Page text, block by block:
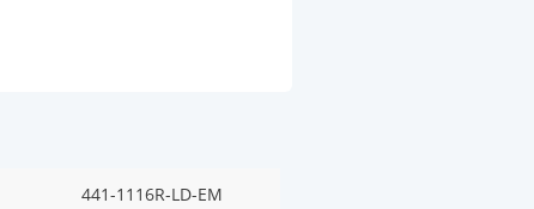
441-1116R-LD-EM